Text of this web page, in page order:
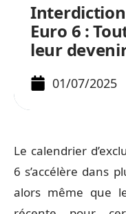
Interdiction
Euro 6 :
leur
01/07/2025
Le calendrier
6 s’accélère dans
alors même que